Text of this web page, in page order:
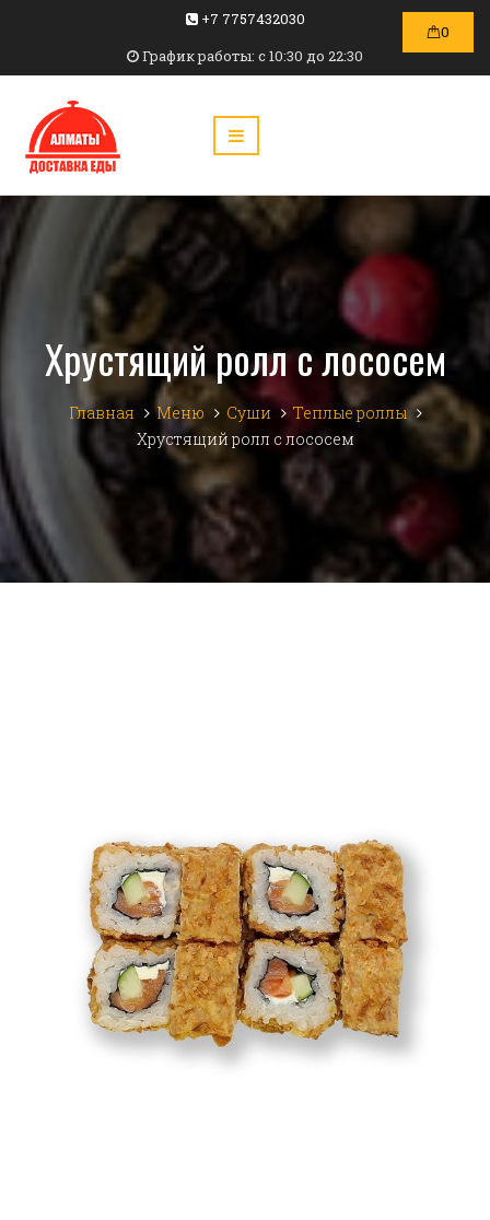
+7 7757432030
График работы: c 10:30 до 22:30
0
Хрустящий ролл с лососем
Главная Меню Суши
Теплые роллы
Хрустящий ролл с лососем